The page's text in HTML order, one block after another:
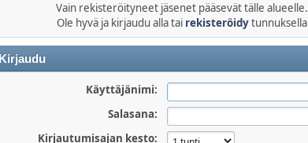
Vain rekisteröityneet jäsenet pääsevät tälle alueelle.
Ole hyvä ja kirjaudu alla tai rekisteröidytunnuksella
Kirjaudu
Käyttäjänimi:
Salasana:
Kirjautumisajan kesto: